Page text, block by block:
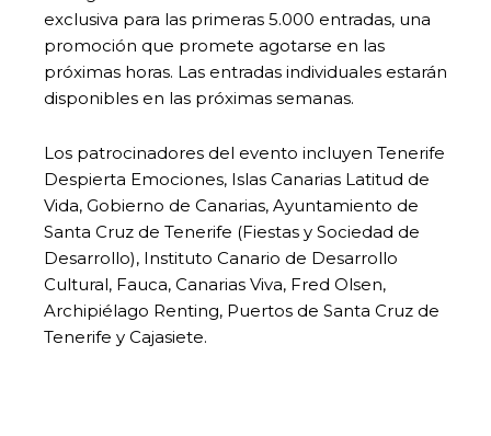
exclusiva para las primeras 5.000 entradas, una
promoción que promete agotarse en las
próximas horas. Las entradas individuales estarán
disponibles en las próximas semanas.
Los patrocinadores del evento incluyen Tenerife
Despierta Emociones, Islas Canarias Latitud de
Vida, Gobierno de Canarias, Ayuntamiento de
Santa Cruz de Tenerife (Fiestas y Sociedad de
Desarrollo), Instituto Canario de Desarrollo
Cultural, Fauca, Canarias Viva, Fred Olsen,
Archipiélago Renting, Puertos de Santa Cruz de
Tenerife y Cajasiete.